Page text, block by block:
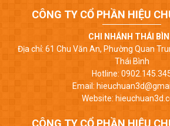
CÔNG TY CỔ PHẦN HIỆU
CHI NHÁNH THÁI
Địa chỉ: 61 Chu Văn An, Phường Quan
Thái Bình
Hotline:
Email:
Website:
CÔNG TY CỔ PHẦN HIỆU